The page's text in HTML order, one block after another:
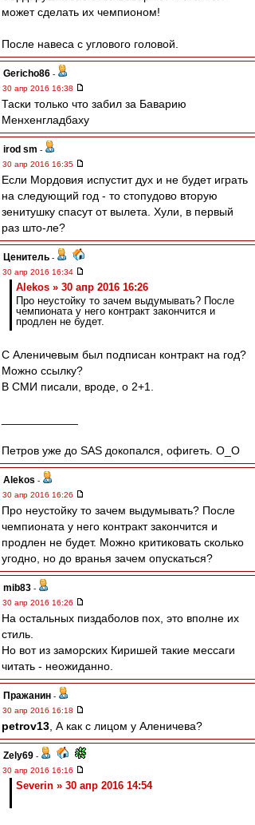
может сделать их чемпионом!
После навеса с углового головой.
Gericho86 -
30 апр 2016 16:38
Таски только что забил за Баварию
Менхенгладбаху
irod sm -
30 апр 2016 16:35
Если Мордовия испустит дух и не будет играть
на следующий год - то стопудово вторую
зенитушку спасут от вылета. Хули, в первый
раз што-ле?
Ценитель -
30 апр 2016 16:34
Alekos » 30 апр 2016 16:26
Про неустойку то зачем выдумывать? После
чемпионата у него контракт закончится и
продлен не будет.
С Аленичевым был подписан контракт на год?
Можно ссылку?
В СМИ писали, вроде, о 2+1.
Петров уже до SAS докопался, офигеть. O_O
Alekos -
30 апр 2016 16:26
Про неустойку то зачем выдумывать? После
чемпионата у него контракт закончится и
продлен не будет. Можно критиковать сколько
угодно, но до вранья зачем опускаться?
mib83 -
30 апр 2016 16:26
На остальных пиздаболов пох, это вполне их
стиль.
Но вот из заморских Киришей такие мессаги
читать - неожиданно.
Пражанин -
30 апр 2016 16:18
petrov13 , А как с лицом у Аленичева?
Zely69 -
30 апр 2016 16:16
Severin » 30 апр 2016 14:54